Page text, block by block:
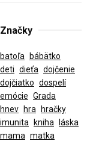
Značky
batoľa
bábätko
deti dieťa dojčenie
dojčiatko dospelí
emócie Grada
hnev
hra
hračky
imunita
kniha
láska
mama matka